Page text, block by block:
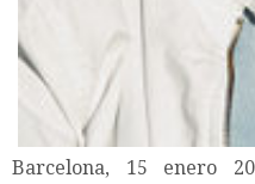
Barcelona, 15 enero